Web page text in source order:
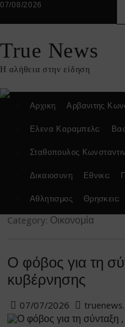
Skip
07/08/2026
True News
Η αλήθεια στην είδηση
Αρχικη Αρβανιτης
Ελενα Καραμπελα
Σταθοπουλος
Δικαιοσυνη
Εθνικα
Αθλητισμος
Θρησκεια
Category: Οικονομία
Ο φόβος για τη
κυβέρνησης
07/07/2026